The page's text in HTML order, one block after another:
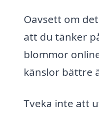
Oavsett om
att du tänker
blommor
känslor bättre
Tveka inte att